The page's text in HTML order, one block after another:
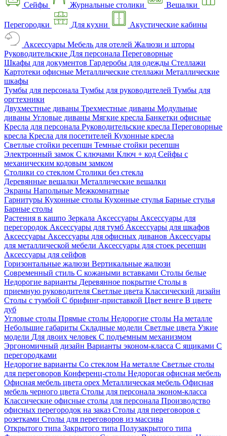
Сейфы Журнальные столики Вешалки
Перегородки Для кухни Акустические кабины
Аксессуары Мебель для отелей Жалюзи и шторы
Руководительские Для персонала Переговорные
Шкафы для документов Гардеробы для одежды Стеллажи
Картотеки офисные Металлические стеллажи Металлические
шкафы
Тумбы для персонала Тумбы для руководителей Тумбы для
оргтехники
Двухместные диваны Трехместные диваны Модульные
диваны Угловые диваны Мягкие кресла Банкетки офисные
Кресла для персонала Руководительские кресла Переговорные
кресла Кресла для посетителей Кухонные кресла
Светлые стойки ресепшн Темные стойки ресепшн
Электронный замок С ключами Ключ + код Сейфы с
механическим кодовым замком
Столики со стеклом Столики без стекла
Деревянные вешалки Металлические вешалки
Экраны Напольные Межкомнатные
Гарнитуры Кухонные столы Кухонные стулья Барные стулья
Барные столы
Растения в кашпо Зеркала Аксессуары Аксессуары для
перегородок Аксессуары для тумб Аксессуары для шкафов
Аксессуары Аксессуары для офисных диванов Аксессуары
для металлической мебели Аксессуары для стоек ресепшн
Аксессуары для сейфов
Горизонтальные жалюзи Вертикальные жалюзи
Современный стиль С кожаными вставками Столы белые
Недорогие варианты Деревянное покрытие Столы в
приемную руководителя Светлые цвета Классический дизайн
Столы с тумбой С брифинг-приставкой Цвет венге В цвете
дуб
Угловые столы Прямые столы Недорогие столы На металле
Небольшие габариты Складные модели Светлые цвета Узкие
модели Для двоих человек С подъемным механизмом
Эргономичный дизайн Варианты эконом-класса С ящиками С
перегородками
Недорогие варианты Со стеклом На металле Светлые столы
для переговоров Конференц-столы Недорогая офисная мебель
Офисная мебель цвета орех Металлическая мебель Офисная
мебель черного цвета Столы для персонала эконом-класса
Классические офисные столы для персонала Производство
офисных перегородок на заказ Столы для переговоров с
розетками Столы для переговоров из массива
Открытого типа Закрытого типа Полузакрытого типа